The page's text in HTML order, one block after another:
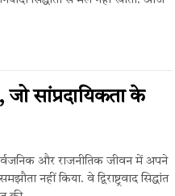
सांप्रदायिकता के
और राजनीतिक जीवन में अपने
नहीं किया. वे द्विराष्ट्रवाद सिद्धांत